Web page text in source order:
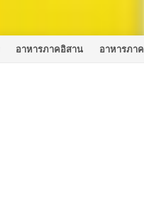
อาหารภาคอิสาน อาหารภา